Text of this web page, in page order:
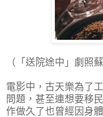
（「送院途中」劇照
電影中，古天樂為了
問題，甚至連想要移
作做久了也曾經因身